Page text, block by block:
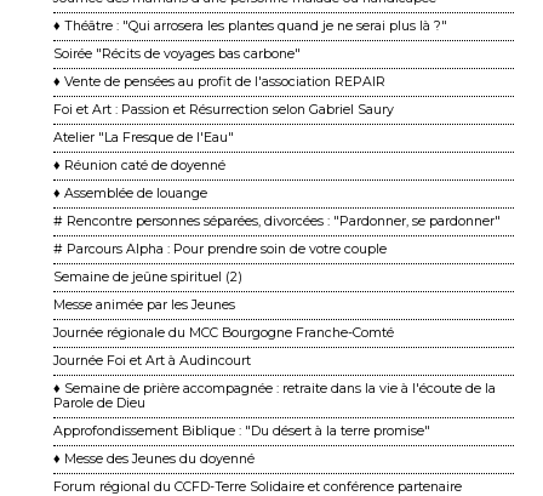
♦ Théâtre : "Qui arrosera les plantes quand je ne serai plus là ?"
Soirée "Récits de voyages bas carbone"
♦ Vente de pensées au profit de l'association REPAIR
Foi et Art : Passion et Résurrection selon Gabriel Saury
Atelier "La Fresque de l'Eau"
♦ Réunion caté de doyenné
♦ Assemblée de louange
# Rencontre personnes séparées, divorcées : "Pardonner, se pardonner"
# Parcours Alpha : Pour prendre soin de votre couple
Semaine de jeûne spirituel (2)
Messe animée par les Jeunes
Journée régionale du MCC Bourgogne Franche-Comté
Journée Foi et Art à Audincourt
♦ Semaine de prière accompagnée : retraite dans la vie à l'écoute de la
Parole de Dieu
Approfondissement Biblique : "Du désert à la terre promise"
♦ Messe des Jeunes du doyenné
Forum régional du CCFD-Terre Solidaire et conférence partenaire